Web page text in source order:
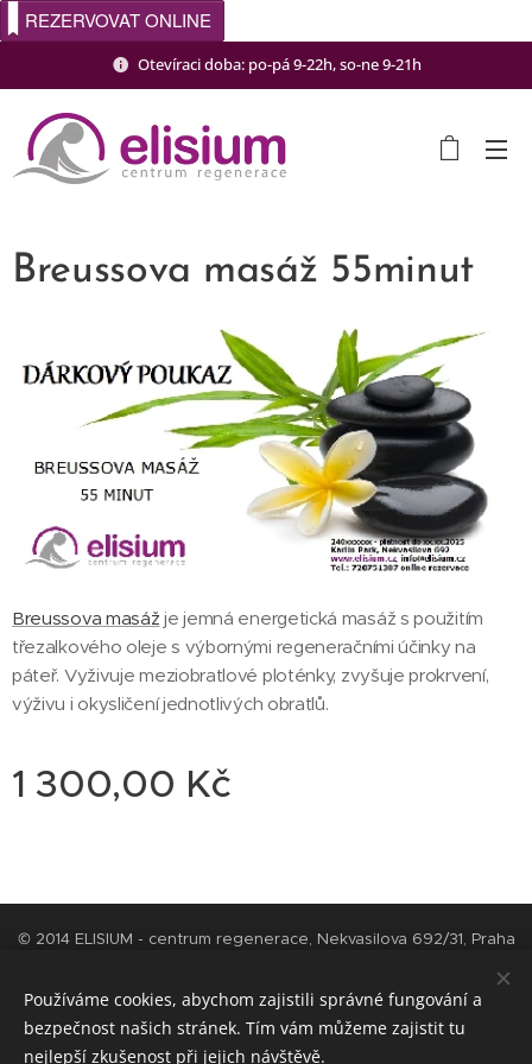
REZERVOVAT ONLINE
Otevíraci doba: po-pá 9-22h, so-ne 9-21h
Breussova masáž 55minut
Breussova masáž je jemná energetická masáž s použitím
třezalkového oleje s výbornými regeneračními účinky na
páteř. Vyživuje meziobratlové ploténky, zvyšuje prokrvení,
výživu i okysličení jednotlivých obratlů.
1 300,00 Kč
© 2014 ELISIUM - centrum regenerace, Nekvasilova 692/31, Praha
Cookies
Používáme cookies, abychom zajistili správné fungování a
bezpečnost našich stránek. Tím vám můžeme zajistit tu
nejlepší zkušenost při jejich návštěvě.